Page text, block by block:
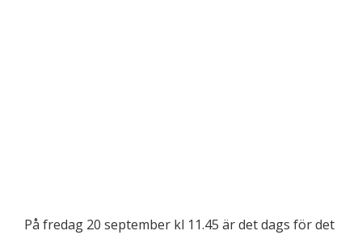
På fredag 20 september kl 11.45 är det dags för det